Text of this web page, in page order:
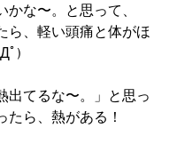
かな〜。と思って、
ら、軽い頭痛と体がほ
ﾟ)
出てるな〜。」と思っ
たら、熱がある！